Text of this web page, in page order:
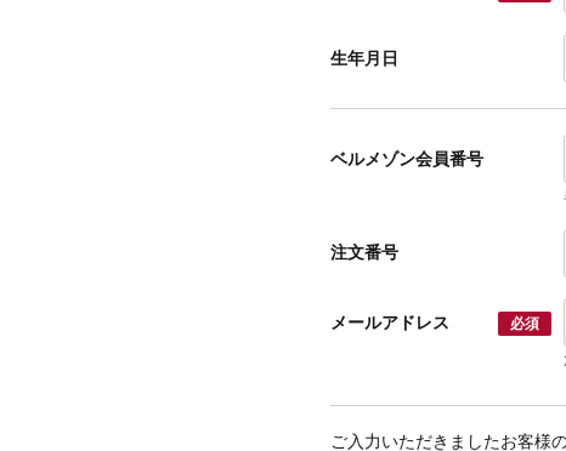
生年月日
ベルメゾン会員番号
注文番号
メールアドレス 必須
ご入力いただきましたお客様